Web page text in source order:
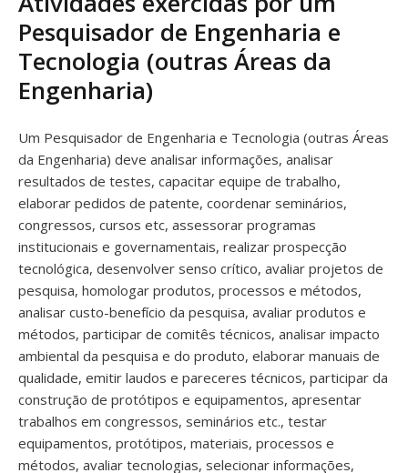
Pesquisador de Engenharia e
Tecnologia (outras Áreas da
Engenharia)
Um Pesquisador de Engenharia e Tecnologia (outras Áreas
da Engenharia) deve analisar informações, analisar
resultados de testes, capacitar equipe de trabalho,
elaborar pedidos de patente, coordenar seminários,
congressos, cursos etc, assessorar programas
institucionais e governamentais, realizar prospecção
tecnológica, desenvolver senso crítico, avaliar projetos de
pesquisa, homologar produtos, processos e métodos,
analisar custo-benefício da pesquisa, avaliar produtos e
métodos, participar de comitês técnicos, analisar impacto
ambiental da pesquisa e do produto, elaborar manuais de
qualidade, emitir laudos e pareceres técnicos, participar da
construção de protótipos e equipamentos, apresentar
trabalhos em congressos, seminários etc., testar
equipamentos, protótipos, materiais, processos e
métodos, avaliar tecnologias, selecionar informações,